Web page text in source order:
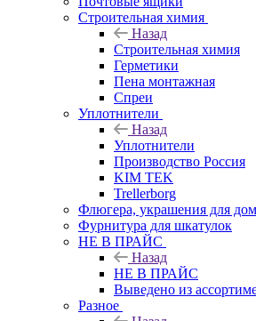
Строительная химия
Назад
Строительная химия
Герметики
Пена монтажная
Спреи
Уплотнители
Назад
Уплотнители
Производство Россия
KIM TEK
Trellerborg
Флюгера, украшения для
Фурнитура для шкатулок
НЕ В ПРАЙС
Назад
НЕ В ПРАЙС
Выведено из
Разное